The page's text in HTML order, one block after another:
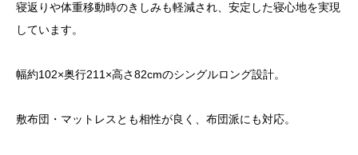
寝返りや体重移動時のきしみも軽減され、安定した寝心地を実現
しています。
幅約102×奥行211×高さ82cmのシングルロング設計。
敷布団・マットレスとも相性が良く、布団派にも対応。